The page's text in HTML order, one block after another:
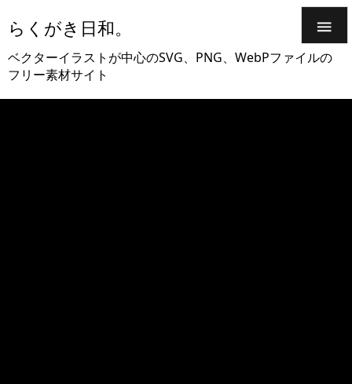
らくがき日和。
ベクターイラストが中心のSVG、PNG、WebPファイルの
フリー素材サイト
